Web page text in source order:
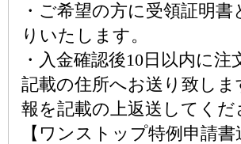
・ご希望の方に受領証明書
りいたします。
・入金確認後10日以内に注
記載の住所へお送り致しま
報を記載の上返送してくだ
【ワンストップ特例申請書